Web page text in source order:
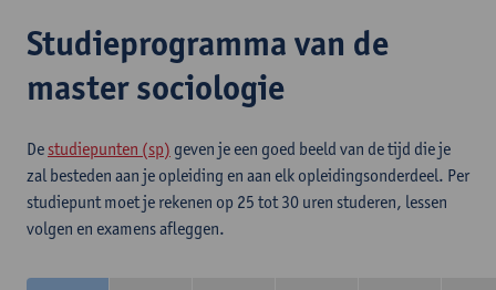
Studieprogramma van de
master sociologie
De studiepunten (sp) geven je een goed beeld van de tijd die je
zal besteden aan je opleiding en aan elk opleidingsonderdeel. Per
studiepunt moet je rekenen op 25 tot 30 uren studeren, lessen
volgen en examens afleggen.